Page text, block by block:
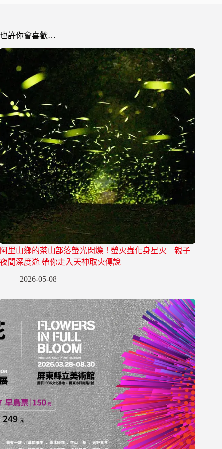
也許你會喜歡…
阿里山鄉的茶山部落螢光閃爍！螢火蟲化身星火 親子
夜間深度遊 帶你走入天神取火傳說
2026-05-08